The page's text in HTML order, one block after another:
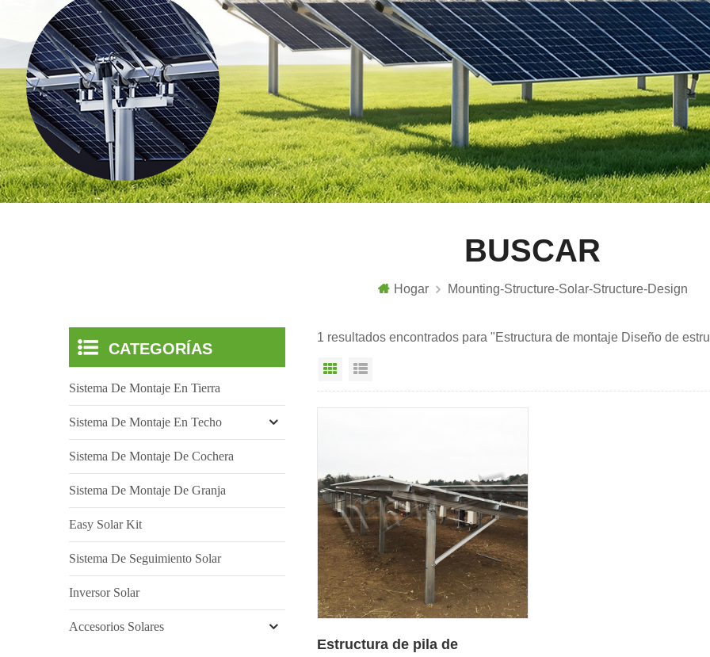
BUSCAR
Hogar Mounting-Structure-Solar-Structure-Design
1 resultados encontrados para "Estructura de montaje Diseño de
Vista en cuadrícula
Estructura de pila de
CATEGORÍAS
Sistema De Montaje En Tierra
Sistema De Montaje En Techo
Sistema De Montaje De Cochera
Sistema De Montaje De Granja
Easy Solar Kit
Sistema De Seguimiento Solar
Inversor Solar
Accesorios Solares